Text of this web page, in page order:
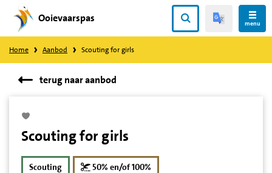
Direct
naar
content
Ooievaarspas menu
Home Aanbod Scouting for girls
terug naar aanbod
Scouting for girls
Scouting 50% en/of 100%